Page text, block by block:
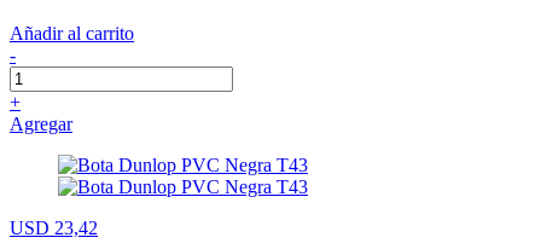
Añadir al carrito
-
+
Agregar
USD 23,42